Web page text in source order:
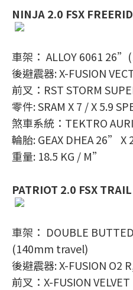
NINJA 2.0 FSX
車架： ALLOY 6061
後避震器: X-FUSION
前叉：RST STORM
零件: SRAM X 7 / X 5.9
煞車系統：TEKTRO
輪胎: GEAX DHEA 26” X
重量: 18.5 KG / M”
PATRIOT 2.0 FSX TRAIL
車架： DOUBLE
(140mm travel)
後避震器: X-FUSION O2
前叉：X-FUSION